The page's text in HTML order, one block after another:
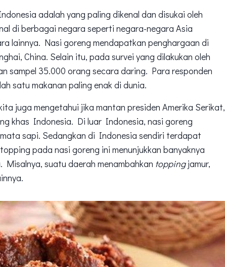
adalah yang paling dikenal dan disukai oleh
di berbagai negara seperti negara-negara Asia
lainnya. Nasi goreng mendapatkan penghargaan di
China. Selain itu, pada survei yang dilakukan oleh
sampel 35.000 orang secara daring. Para responden
satu makanan paling enak di dunia.
juga mengetahui jika mantan presiden Amerika Serikat,
khas Indonesia. Di luar Indonesia, nasi goreng
sapi. Sedangkan di Indonesia sendiri terdapat
pada nasi goreng ini menunjukkan banyaknya
suatu daerah menambahkan toppingjamur,